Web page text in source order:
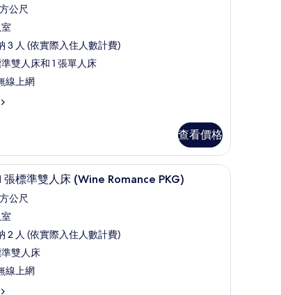
公尺
3 人 (依實際入住人數計費)
準雙人床和 1 張單人床
線上網
查看價格
險箱、書桌 高級寢具、迷你吧、客房內保險箱、書桌
張標準雙人床 (Wine Romance PKG)
公尺
2 人 (依實際入住人數計費)
準雙人床
線上網